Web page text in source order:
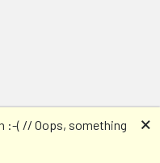
:-( // Oops, something
🗙